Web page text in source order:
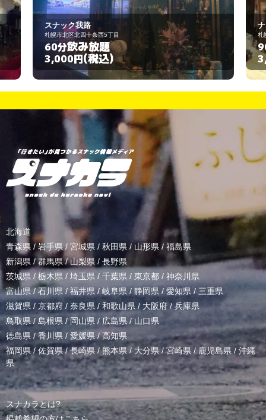
ナイト・クイン
札幌市東区北三十二条東７
90分飲み放題
3,000円(税込)
北海道
青森県 / 岩手県/ 宮城県 / 秋田県 / 山形県/ 福島県
新潟県 /群馬県/山梨県 / 長野県
茨城県 / 栃木県 / 埼玉県 / 千葉県 / 東京都 / 神奈川県
富山県 /石川県/福井県/岐阜県 / 静岡県 / 愛知県 / 三重県
滋賀県 / 京都府 / 奈良県 / 和歌山県/ 大阪府 /兵庫県
鳥取県/ 島根県 /岡山県/ 広島県 / 山口県
徳島県 /香川県 / 愛媛県/高知県
福岡県/佐賀県/長崎県 /熊本県/ 大分県/宮崎県 /鹿児島県 / 沖縄
県
スナカラとは?